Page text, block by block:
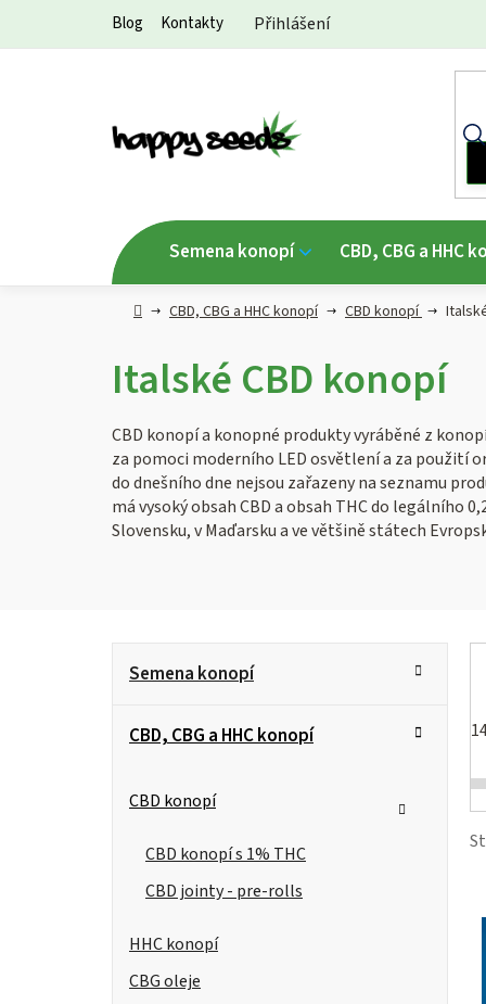
Blog Kontakty Přihlášení
Semena konopí CBD, CBG a HHC
HlavníCBD, CBG a HHC konopí CBD konopí
Italské CBD konopí
CBD konopí a konopné produkty vyráběné z
za pomoci moderního LED osvětlení a za použití
do dnešního dne nejsou zařazeny na seznamu
má vysoký obsah CBD a obsah THC do legálního
Slovensku, v Maďarsku a ve většině státech
P
n
kategorie
KSemena konopí
CBD, CBG a HHC konopí
CBD konopí
CBD konopí s 1% THC
CBD jointy - pre-rolls
HHC konopí
CBG oleje
i
s